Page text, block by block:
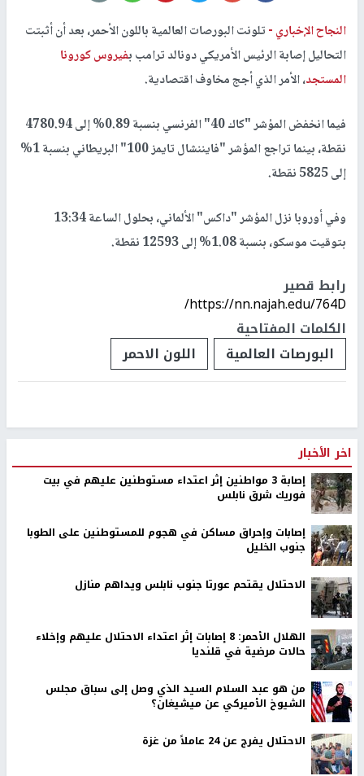
النجاح الإخباري -تلونت البورصات العالمية باللون الأحمر، بعد أن أثبتت
التحاليل إصابة الرئيس الأمريكي دونالد ترامب بفيروس كورونا
المستجد، الأمر الذي أجج مخاوف اقتصادية.
فيما انخفض المؤشر "كاك 40" الفرنسي بنسبة 0.89% إلى 4780.94
نقطة، بينما تراجع المؤشر "فايننشال تايمز 100" البريطاني بنسبة 1%
إلى 5825 نقطة.
وفي أوروبا نزل المؤشر "داكس" الألماني، بحلول الساعة 13:34
بتوقيت موسكو، بنسبة 1.08% إلى 12593 نقطة.
رابط قصير
https://nn.najah.edu/764D/
الكلمات المفتاحية
البورصات العالمية
اللون الاحمر
اخر الأخبار
إصابة 3 مواطنين إثر اعتداء مستوطنين عليهم في بيت
فوريك شرق نابلس
إصابات وإحراق مساكن في هجوم للمستوطنين على الطوبا
جنوب الخليل
الاحتلال يقتحم عورتا جنوب نابلس ويداهم منازل
الهلال الأحمر: 8 إصابات إثر اعتداء الاحتلال عليهم وإخلاء
حالات مرضية في قلنديا
من هو عبد السلام السيد الذي وصل إلى سباق مجلس
الشيوخ الأميركي عن ميشيغان؟
الاحتلال يفرج عن 24 عاملاً من غزة